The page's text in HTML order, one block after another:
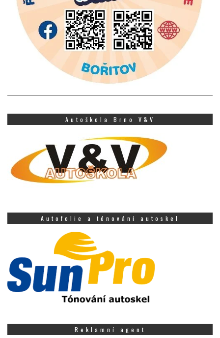
Autoškola Brno V&V
Autofolie a tónování autoskel
Reklamní agent